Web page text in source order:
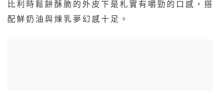
比利時鬆餅酥脆的外皮下是札實有嚼勁的口感，搭
配鮮奶油與煉乳夢幻感十足。